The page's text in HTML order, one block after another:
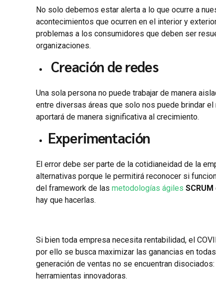
No solo debemos estar alerta a lo que ocurre a
acontecimientos que ocurren en el interior y
problemas a los consumidores que deben ser
organizaciones.
Creación de redes
Una sola persona no puede trabajar de manera
entre diversas áreas que solo nos puede brindar
aportará de manera significativa al crecimiento.
Experimentación
El error debe ser parte de la cotidianeidad de la
alternativas porque le permitirá reconocer si
del framework de las metodologías ágiles SCRUM
hay que hacerlas.
Si bien toda empresa necesita rentabilidad, el
por ello se busca maximizar las ganancias en
generación de ventas no se encuentran
herramientas innovadoras.